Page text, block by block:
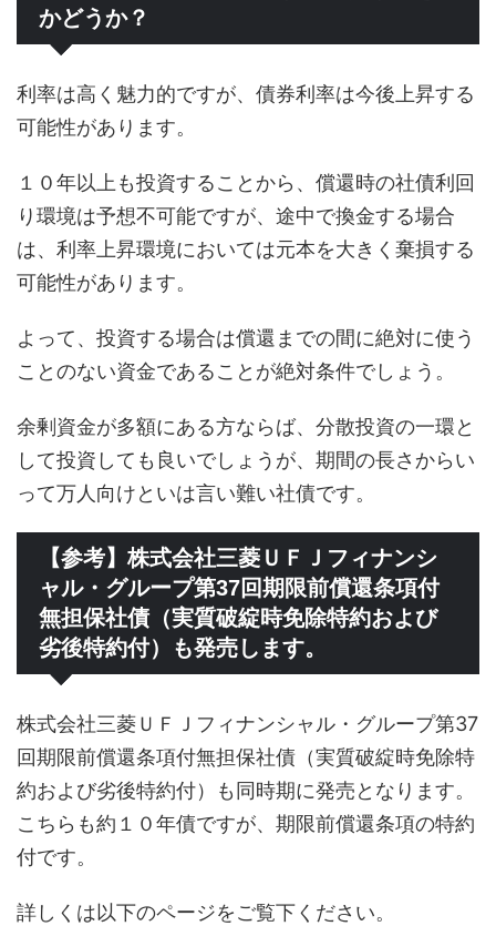
かどうか？
利率は高く魅力的ですが、債券利率は今後上昇する
可能性があります。
１０年以上も投資することから、償還時の社債利回
り環境は予想不可能ですが、途中で換金する場合
は、利率上昇環境においては元本を大きく棄損する
可能性があります。
よって、投資する場合は償還までの間に絶対に使う
ことのない資金であることが絶対条件でしょう。
余剰資金が多額にある方ならば、分散投資の一環と
して投資しても良いでしょうが、期間の長さからい
って万人向けといは言い難い社債です。
【参考】株式会社三菱ＵＦＪフィナンシ
ャル・グループ第37回期限前償還条項付
無担保社債（実質破綻時免除特約および
劣後特約付）も発売します。
株式会社三菱ＵＦＪフィナンシャル・グループ第37
回期限前償還条項付無担保社債（実質破綻時免除特
約および劣後特約付）も同時期に発売となります。
こちらも約１０年債ですが、期限前償還条項の特約
付です。
詳しくは以下のページをご覧下ください。